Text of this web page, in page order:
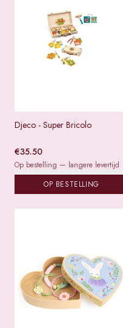
Djeco - Super Bricolo
€35.50
Op bestelling — langere levertijd
OP BESTELLING